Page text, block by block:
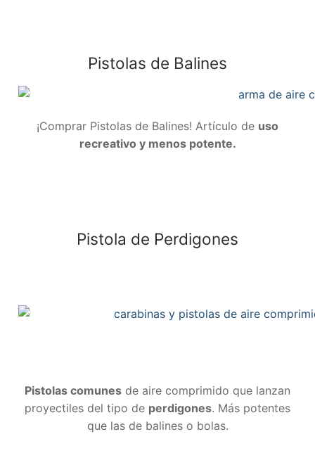
Pistolas de Balines
¡Comprar Pistolas de Balines! Artículo de uso
recreativo y menos potente.
Pistola de Perdigones
Pistolas comunes de aire comprimido que lanzan
proyectiles del tipo de perdigones. Más potentes
que las de balines o bolas.